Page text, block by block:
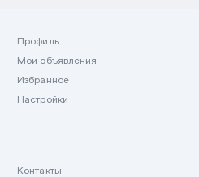
Профиль
Мои объявления
Избранное
Настройки
Контакты